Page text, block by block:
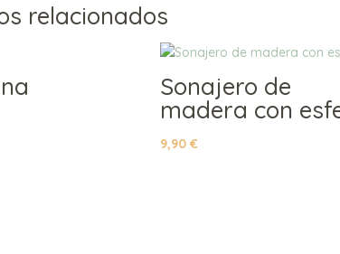
relacionados
Sonajero de
madera con
9,90 €